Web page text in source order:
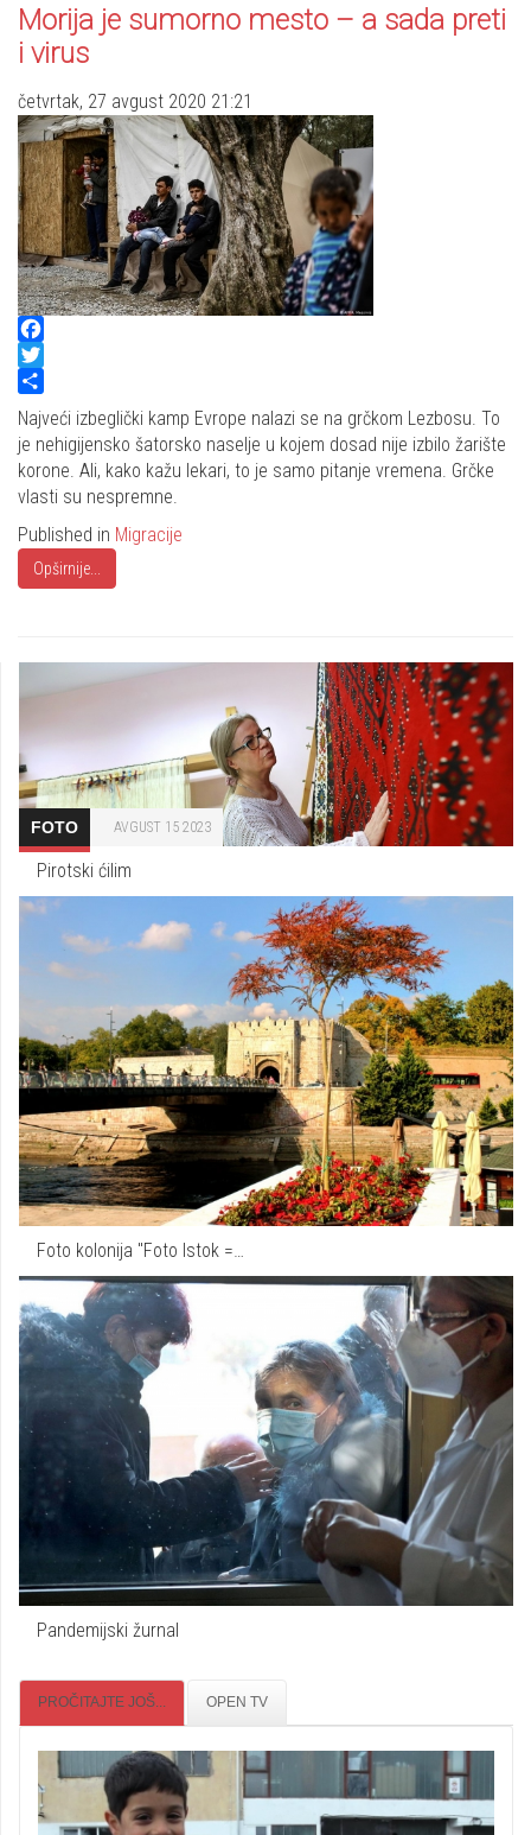
Morija je sumorno mesto – a sada preti
i virus
četvrtak, 27 avgust 2020 21:21
Facebook
Twitter
Share
Najveći izbeglički kamp Evrope nalazi se na grčkom Lezbosu. To
je nehigijensko šatorsko naselje u kojem dosad nije izbilo žarište
korone. Ali, kako kažu lekari, to je samo pitanje vremena. Grčke
vlasti su nespremne.
Published in Migracije
Opširnije...
FOTO AVGUST 15 2023
Pirotski ćilim
Foto kolonija "Foto Istok =…
Pandemijski žurnal
PROČITAJTE JOŠ... OPEN TV